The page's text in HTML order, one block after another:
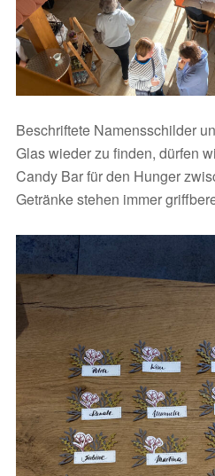
Beschriftete Namensschilder
Glas wieder zu finden, dürfen
Candy Bar für den Hunger
Getränke stehen immer